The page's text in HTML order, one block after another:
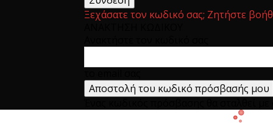
Ξεχάσατε τον κωδικό σας; Ζητήστε